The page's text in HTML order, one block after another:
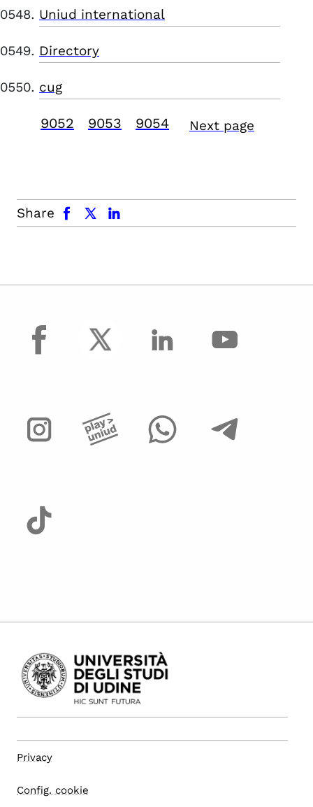
Uniud international
Directory
cug
9052 9053 9054 Next page
Share
facebook x.com linkedin
facebook
Privacy
Config. cookie